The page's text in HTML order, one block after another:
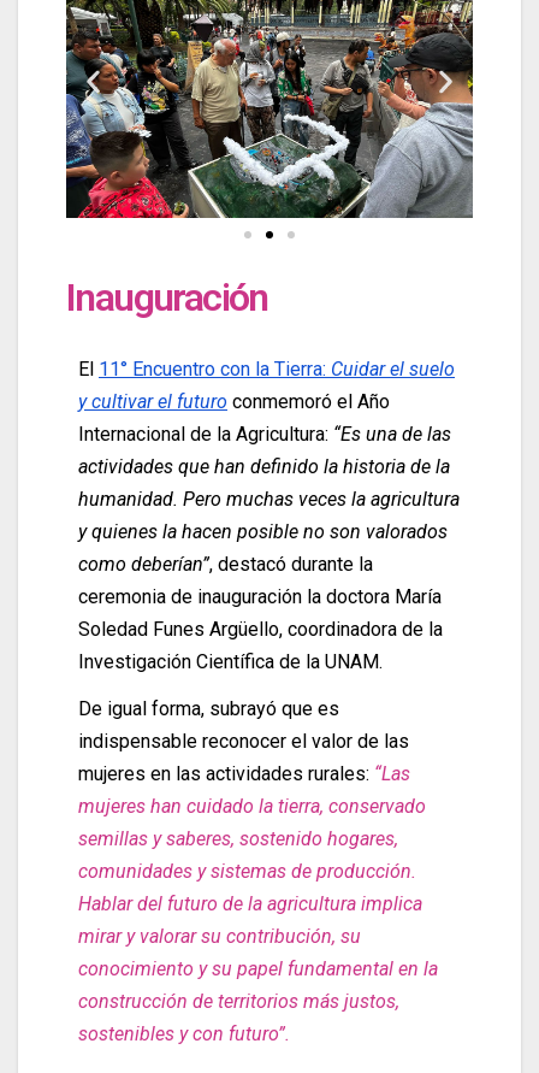
Inauguración
El 11° Encuentro con la Tierra: Cuidar el suelo
y cultivar el futuro conmemoró el Año
Internacional de la Agricultura: “Es una de las
actividades que han definido la historia de la
humanidad. Pero muchas veces la agricultura
y quienes la hacen posible no son valorados
como deberían”, destacó durante la
ceremonia de inauguración la doctora María
Soledad Funes Argüello, coordinadora de la
Investigación Científica de la UNAM.
De igual forma, subrayó que es
indispensable reconocer el valor de las
mujeres en las actividades rurales: “Las
mujeres han cuidado la tierra, conservado
semillas y saberes, sostenido hogares,
comunidades y sistemas de producción.
Hablar del futuro de la agricultura implica
mirar y valorar su contribución, su
conocimiento y su papel fundamental en la
construcción de territorios más justos,
sostenibles y con futuro”.